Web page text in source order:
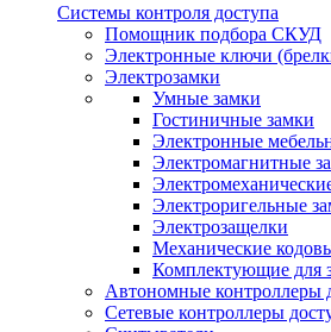
Системы контроля доступа
Помощник подбора СКУД
Электронные ключи
Электрозамки
Умные замки
Гостиничные замки
Электронные
Электромагнитные
Электроригельные
Электрозащелки
Механические
Комплектующие для
Автономные контроллеры
Сетевые контроллеры